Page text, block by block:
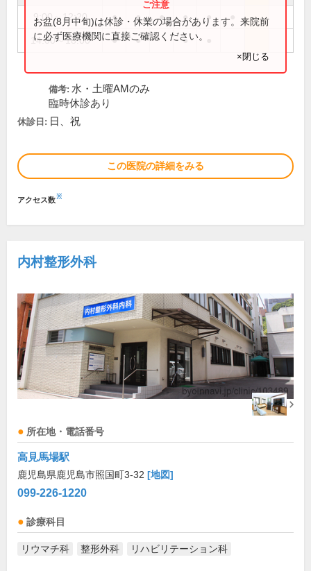
9:00～12:20 ● ● ● ● ●
14:00～18:00 ● ● ●
お盆(8月中旬)は休診・休業の場合があります。来院前
に必ず医療機関に直接ご確認ください。
×閉じる
備考: 水・土曜AMのみ
臨時休診あり
休診日: 日、祝
この医院の詳細をみる
アクセス数※
内村整形外科
所在地・電話番号
高見馬場駅
鹿児島県鹿児島市照国町3-32 [地図]
099-226-1220
診療科目
リウマチ科 整形外科 リハビリテーション科